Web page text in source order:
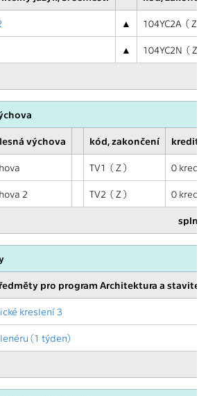
▲ 104YC2A (
▲ 104YC2N (
výchova kód, zakončení kredity,
TV1 ( Z ) 0 kred.
2 TV2 ( Z ) 0 kred.
splnit
pro program Architektura a
kreslení 3
(1 týden)